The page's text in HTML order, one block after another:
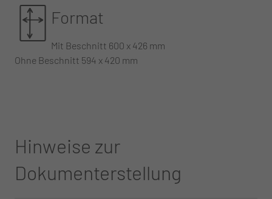
Format
Mit Beschnitt 600 x 426 mm
Ohne Beschnitt 594 x 420 mm
Hinweise zur
Dokumenterstellung